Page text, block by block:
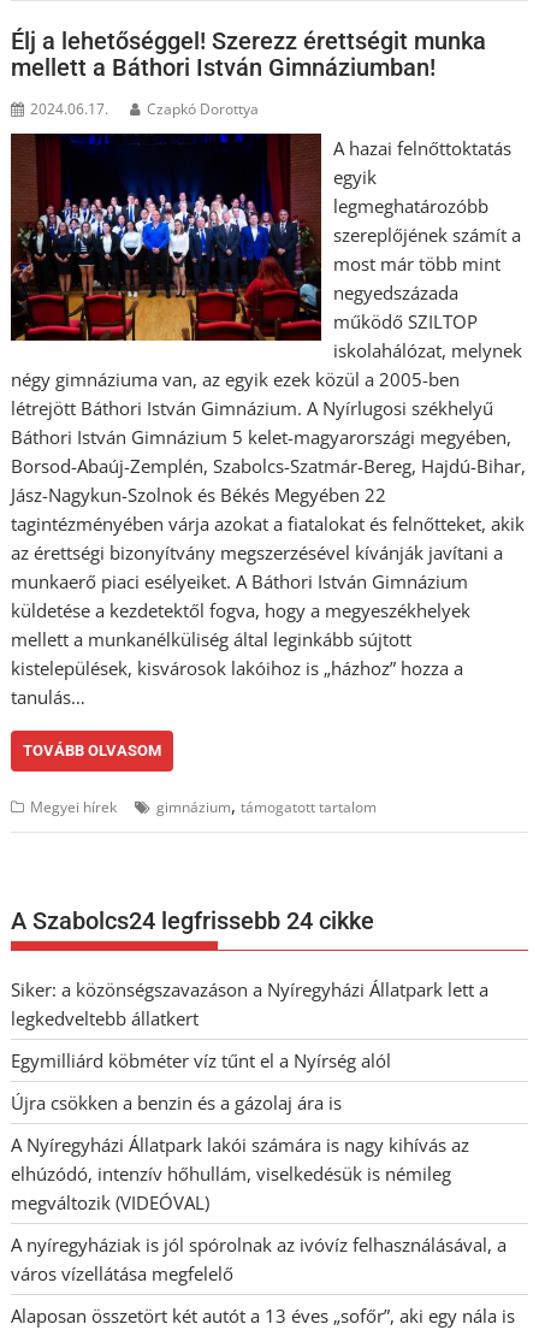
Élj a lehetőséggel! Szerezz érettségit munka
mellett a Báthori István Gimnáziumban!
2024.06.17. Czapkó Dorottya
A hazai felnőttoktatás
egyik
legmeghatározóbb
szereplőjének számít a
most már több mint
negyedszázada
működő SZILTOP
iskolahálózat, melynek
négy gimnáziuma van, az egyik ezek közül a 2005-ben
létrejött Báthori István Gimnázium. A Nyírlugosi székhelyű
Báthori István Gimnázium 5 kelet-magyarországi megyében,
Borsod-Abaúj-Zemplén, Szabolcs-Szatmár-Bereg, Hajdú-Bihar,
Jász-Nagykun-Szolnok és Békés Megyében 22
tagintézményében várja azokat a fiatalokat és felnőtteket, akik
az érettségi bizonyítvány megszerzésével kívánják javítani a
munkaerő piaci esélyeiket. A Báthori István Gimnázium
küldetése a kezdetektől fogva, hogy a megyeszékhelyek
mellett a munkanélküliség által leginkább sújtott
kistelepülések, kisvárosok lakóihoz is „házhoz” hozza a
tanulás…
TOVÁBB OLVASOM
Megyei hírek gimnázium,támogatott tartalom
A Szabolcs24 legfrissebb 24 cikke
Siker: a közönségszavazáson a Nyíregyházi Állatpark lett a
legkedveltebb állatkert
Egymilliárd köbméter víz tűnt el a Nyírség alól
Újra csökken a benzin és a gázolaj ára is
A Nyíregyházi Állatpark lakói számára is nagy kihívás az
elhúzódó, intenzív hőhullám, viselkedésük is némileg
megváltozik (VIDEÓVAL)
A nyíregyháziak is jól spórolnak az ivóvíz felhasználásával, a
város vízellátása megfelelő
Alaposan összetört két autót a 13 éves „sofőr”, aki egy nála is